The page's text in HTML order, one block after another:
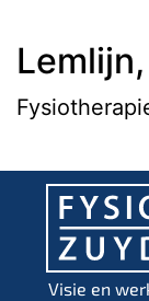
Visie en